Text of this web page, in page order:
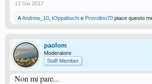
13 Giu 2017
AAndrew_10 tOppabuchi e Provolino70 piace questo
paolom
Moderatore
Staff Member
Non mi pare...